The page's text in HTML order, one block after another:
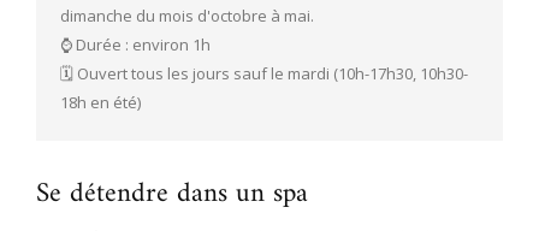
dimanche du mois d'octobre à mai.
⌚️ Durée : environ 1h
🗓️ Ouvert tous les jours sauf le mardi (10h-17h30, 10h30-
18h en été)
Se détendre dans un spa